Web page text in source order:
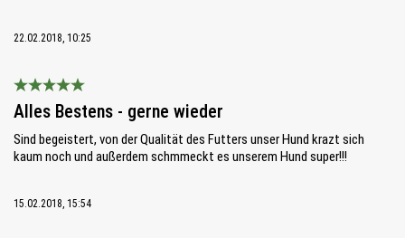
22.02.2018, 10:25
Bewertung mit 5 von 5 Sternen
Alles Bestens - gerne wieder
Sind begeistert, von der Qualität des Futters unser Hund krazt sich
kaum noch und außerdem schmmeckt es unserem Hund super!!!
15.02.2018, 15:54